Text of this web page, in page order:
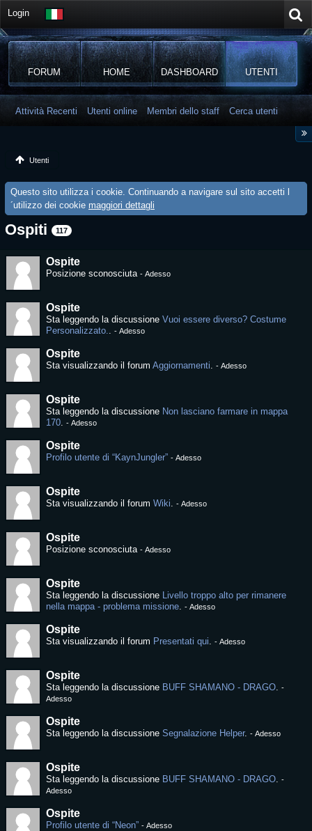
Login
FORUM HOME DASHBOARD UTENTI
Attività Recenti Utenti online Membri dello staff Cerca utenti
Utenti
Questo sito utilizza i cookie. Continuando a navigare sul sito accetti l
´utilizzo dei cookie maggiori dettagli
Ospiti 117
Ospite
Posizione sconosciuta - Adesso
Ospite
Sta leggendo la discussione Vuoi essere diverso? Costume
Personalizzato.. - Adesso
Ospite
Sta visualizzando il forum Aggiornamenti. - Adesso
Ospite
Sta leggendo la discussione Non lasciano farmare in mappa
170. - Adesso
Ospite
Profilo utente di “KaynJungler” - Adesso
Ospite
Sta visualizzando il forum Wiki. - Adesso
Ospite
Posizione sconosciuta - Adesso
Ospite
Sta leggendo la discussione Livello troppo alto per rimanere
nella mappa - problema missione. - Adesso
Ospite
Sta visualizzando il forum Presentati qui. - Adesso
Ospite
Sta leggendo la discussione BUFF SHAMANO - DRAGO. -
Adesso
Ospite
Sta leggendo la discussione Segnalazione Helper. - Adesso
Ospite
Sta leggendo la discussione BUFF SHAMANO - DRAGO. -
Adesso
Ospite
Profilo utente di “Neon” - Adesso